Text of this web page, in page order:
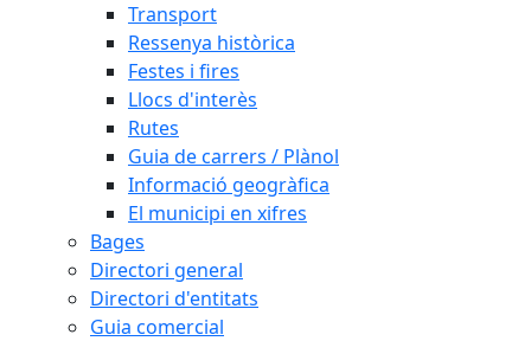
Transport
Ressenya històrica
Festes i fires
Llocs d'interès
Rutes
Guia de carrers / Plànol
Informació geogràfica
El municipi en xifres
Bages
Directori general
Directori d'entitats
Guia comercial